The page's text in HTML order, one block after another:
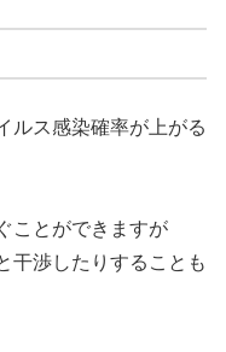
ルス感染確率が上がる
ことができますが
干渉したりすることも